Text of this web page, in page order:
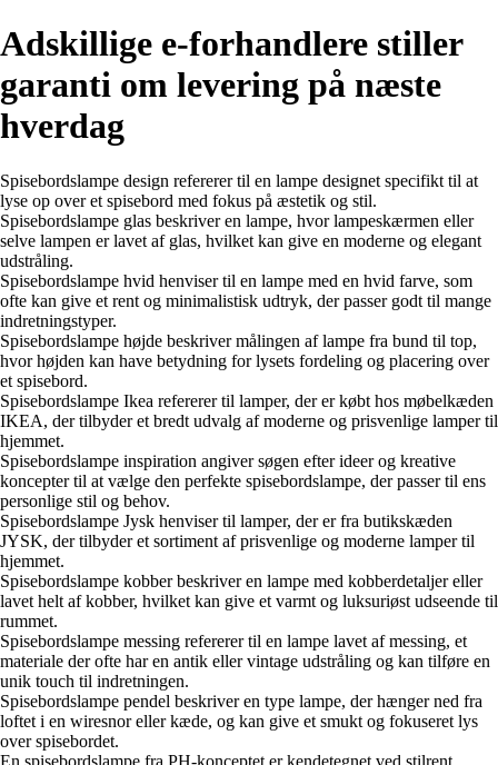
Adskillige e-forhandlere stiller
garanti om levering på næste
hverdag
Spisebordslampe design refererer til en lampe designet specifikt til at
lyse op over et spisebord med fokus på æstetik og stil.
Spisebordslampe glas beskriver en lampe, hvor lampeskærmen eller
selve lampen er lavet af glas, hvilket kan give en moderne og elegant
udstråling.
Spisebordslampe hvid henviser til en lampe med en hvid farve, som
ofte kan give et rent og minimalistisk udtryk, der passer godt til mange
indretningstyper.
Spisebordslampe højde beskriver målingen af lampe fra bund til top,
hvor højden kan have betydning for lysets fordeling og placering over
et spisebord.
Spisebordslampe Ikea refererer til lamper, der er købt hos møbelkæden
IKEA, der tilbyder et bredt udvalg af moderne og prisvenlige lamper til
hjemmet.
Spisebordslampe inspiration angiver søgen efter ideer og kreative
koncepter til at vælge den perfekte spisebordslampe, der passer til ens
personlige stil og behov.
Spisebordslampe Jysk henviser til lamper, der er fra butikskæden
JYSK, der tilbyder et sortiment af prisvenlige og moderne lamper til
hjemmet.
Spisebordslampe kobber beskriver en lampe med kobberdetaljer eller
lavet helt af kobber, hvilket kan give et varmt og luksuriøst udseende til
rummet.
Spisebordslampe messing refererer til en lampe lavet af messing, et
materiale der ofte har en antik eller vintage udstråling og kan tilføre en
unik touch til indretningen.
Spisebordslampe pendel beskriver en type lampe, der hænger ned fra
loftet i en wiresnor eller kæde, og kan give et smukt og fokuseret lys
over spisebordet.
En spisebordslampe fra PH-konceptet er kendetegnet ved stilrent